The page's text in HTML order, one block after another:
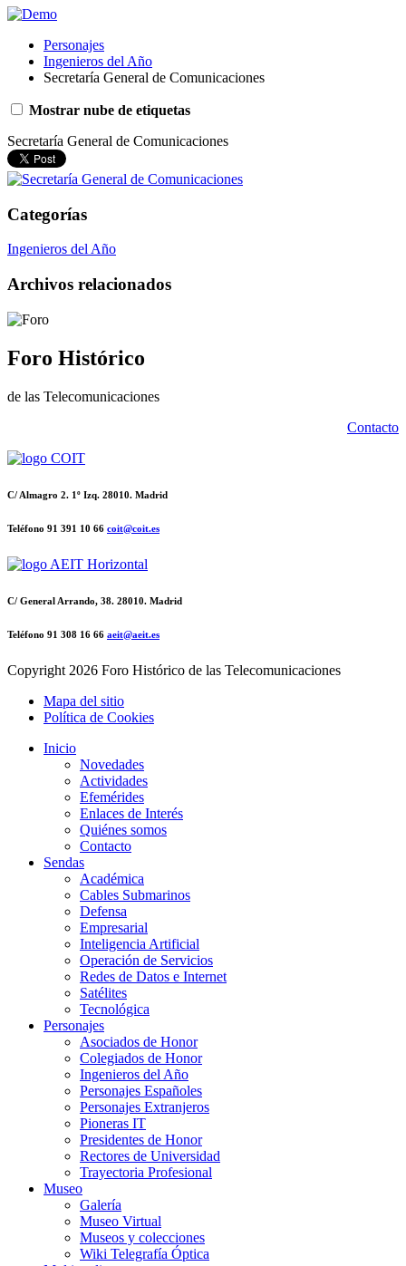
Personajes
Ingenieros del Año
Secretaría General de Comunicaciones
Mostrar nube de etiquetas
Secretaría General de Comunicaciones
Categorías
Ingenieros del Año
Archivos relacionados
Foro Histórico
de las Telecomunicaciones
Contacto
C/ Almagro 2. 1º Izq. 28010. Madrid
Teléfono 91 391 10 66 coit@coit.es
C/ General Arrando, 38. 28010. Madrid
Teléfono 91 308 16 66 aeit@aeit.es
Copyright 2026 Foro Histórico de las Telecomunicaciones
Mapa del sitio
Política de Cookies
Inicio
Novedades
Actividades
Efemérides
Enlaces de Interés
Quiénes somos
Contacto
Sendas
Académica
Cables Submarinos
Defensa
Empresarial
Inteligencia Artificial
Operación de Servicios
Redes de Datos e Internet
Satélites
Tecnológica
Personajes
Asociados de Honor
Colegiados de Honor
Ingenieros del Año
Personajes Españoles
Personajes Extranjeros
Pioneras IT
Presidentes de Honor
Rectores de Universidad
Trayectoria Profesional
Museo
Galería
Museo Virtual
Museos y colecciones
Wiki Telegrafía Óptica